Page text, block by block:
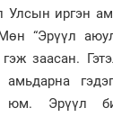
Улсын иргэн
“Эрүүл
гэж заасан.
амьдарна
юм. Эрүүл